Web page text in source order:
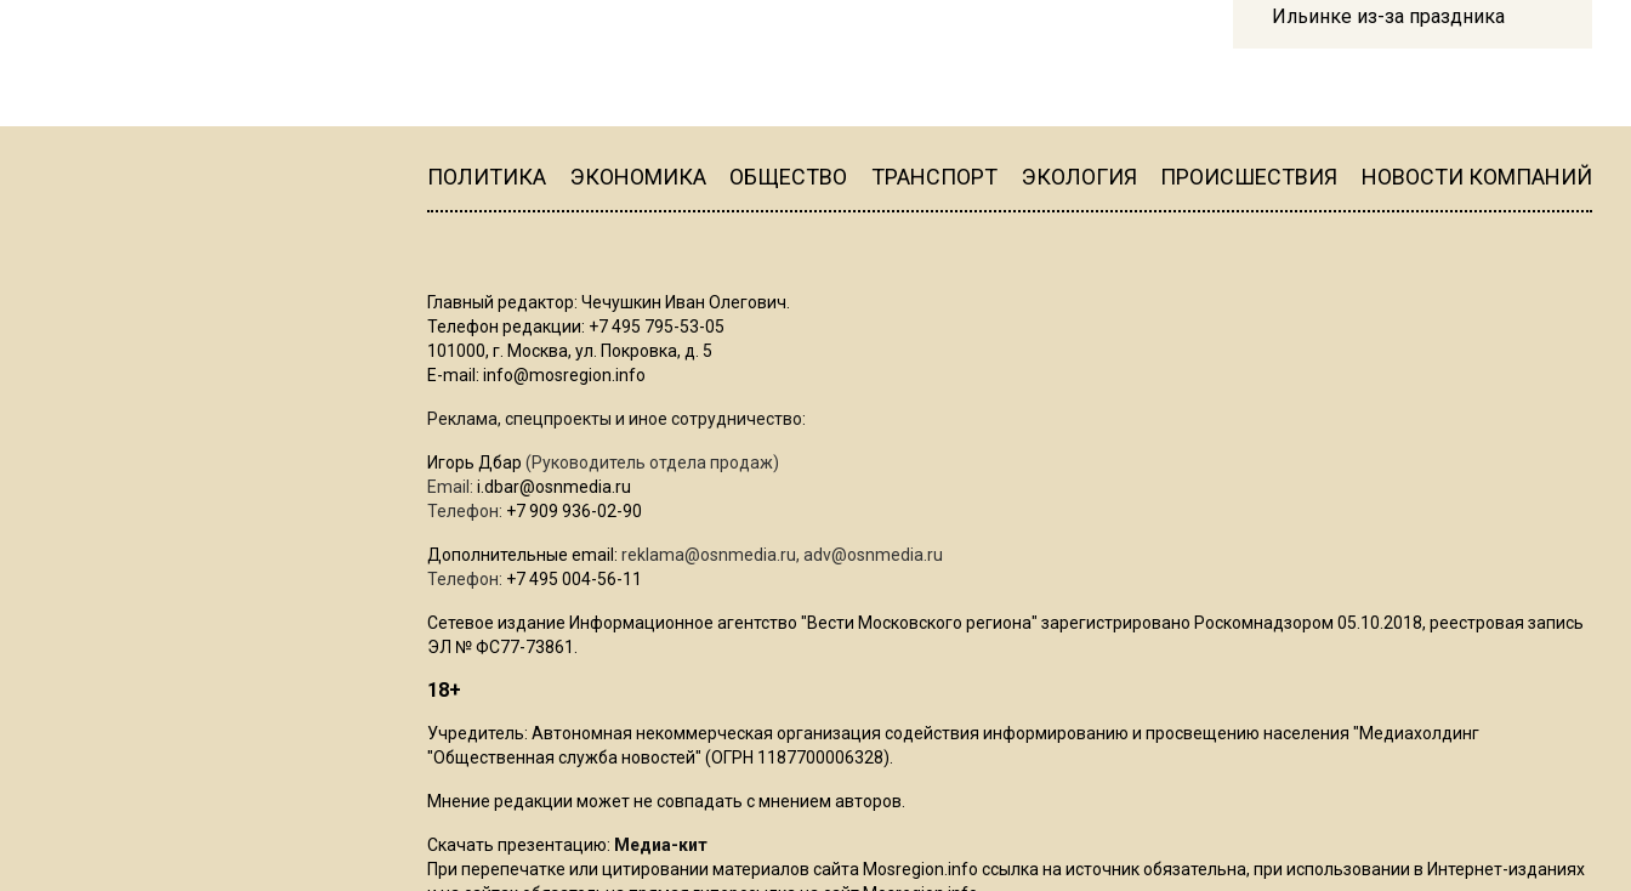
Ильинке из-за праздника
Telegram после обвинений
Роман Терюшков назвал
ПОЛИТИКА ЭКОНОМИКА ОБЩЕСТВО ТРАНСПОРТ ЭКОЛОГИЯ ПРОИСШЕСТВИЯ НОВОСТИ КОМПАНИЙ
Главный редактор: Чечушкин Иван Олегович.
Телефон редакции: +7 495 795-53-05
101000, г. Москва, ул. Покровка, д. 5
E-mail: info@mosregion.info
Реклама, спецпроекты и иное сотрудничество:
Игорь Дбар (Руководитель отдела продаж)
Email: i.dbar@osnmedia.ru
Телефон: +7 909 936-02-90
Дополнительные email: reklama@osnmedia.ru, adv@osnmedia.ru
Телефон: +7 495 004-56-11
Сетевое издание Информационное агентство "Вести Московского региона" зарегистрировано Роскомнадзором 05.10.2018, реестровая запись
ЭЛ № ФС77-73861.
18+
Учредитель: Автономная некоммерческая организация содействия информированию и просвещению населения "Медиахолдинг
"Общественная служба новостей" (ОГРН 1187700006328).
Мнение редакции может не совпадать с мнением авторов.
Скачать презентацию: Медиа-кит
При перепечатке или цитировании материалов сайта Mosregion.info ссылка на источник обязательна, при использовании в Интернет-изданиях